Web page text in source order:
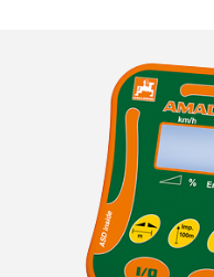
внесения
Требуется
для компьютера
передачи
пользователю
предлагается